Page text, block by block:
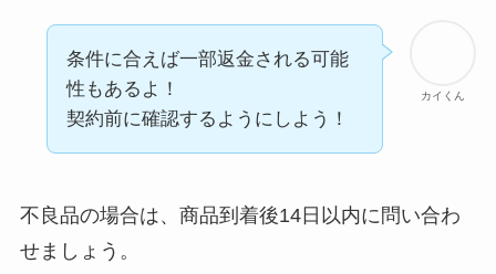
解約できない？バロ
ニーを電話から解約
する方法を完全攻略
カイくん
条件に合えば一部返金される可能
性もあるよ！
契約前に確認するようにしよう！
不良品の場合は、商品到着後14日以内に問い合わ
せましょう。